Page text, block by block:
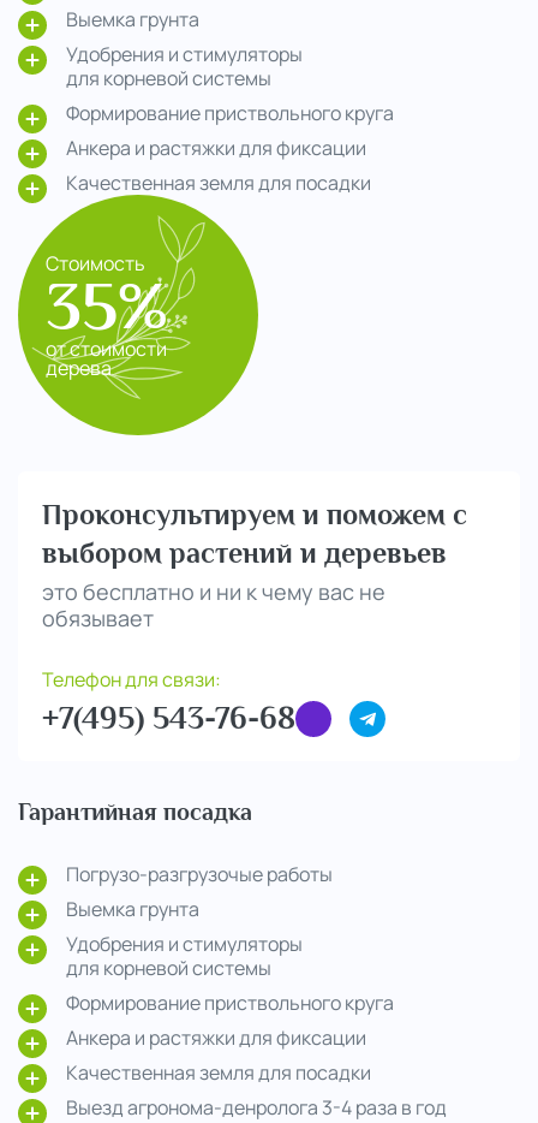
Выемка грунта
Удобрения и стимуляторы
для корневой системы
Формирование приствольного круга
Анкера и растяжки для фиксации
Качественная земля для посадки
Стоимость
35%
от стоимости
дерева
Проконсультируем и поможем с
выбором растений и деревьев
это бесплатно и ни к чему вас не
обязывает
Телефон для связи:
+7(495) 543-76-68
Гарантийная посадка
Погрузо-разгрузочые работы
Выемка грунта
Удобрения и стимуляторы
для корневой системы
Формирование приствольного круга
Анкера и растяжки для фиксации
Качественная земля для посадки
Выезд агронома-денролога 3-4 раза в год